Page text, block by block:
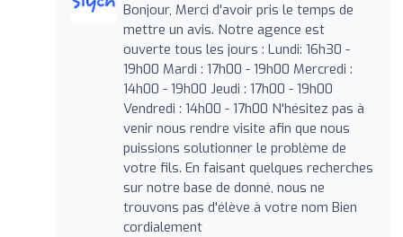
Bonjour, Merci d'avoir pris le temps de
mettre un avis. Notre agence est
ouverte tous les jours : Lundi: 16h30 -
19h00 Mardi : 17h00 - 19h00 Mercredi :
14h00 - 19h00 Jeudi : 17h00 - 19h00
Vendredi : 14h00 - 17h00 N'hésitez pas à
venir nous rendre visite afin que nous
puissions solutionner le problème de
votre fils. En faisant quelques recherches
sur notre base de donné, nous ne
trouvons pas d'élève à votre nom Bien
cordialement